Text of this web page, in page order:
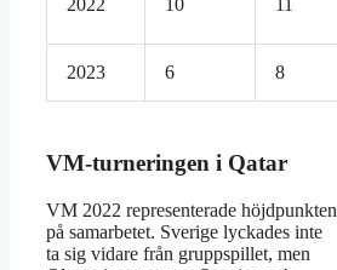
2023 6 8
VM-turneringen i Qatar
VM 2022 representerade höjdpunkten
på samarbetet. Sverige lyckades inte
ta sig vidare från gruppspillet, men